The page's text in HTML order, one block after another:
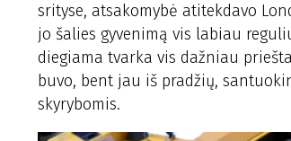
srityse, atsakomybė atitekdavo
jo šalies gyvenimą vis labiau
diegiama tvarka vis dažniau
buvo, bent jau iš pradžių,
skyrybomis.